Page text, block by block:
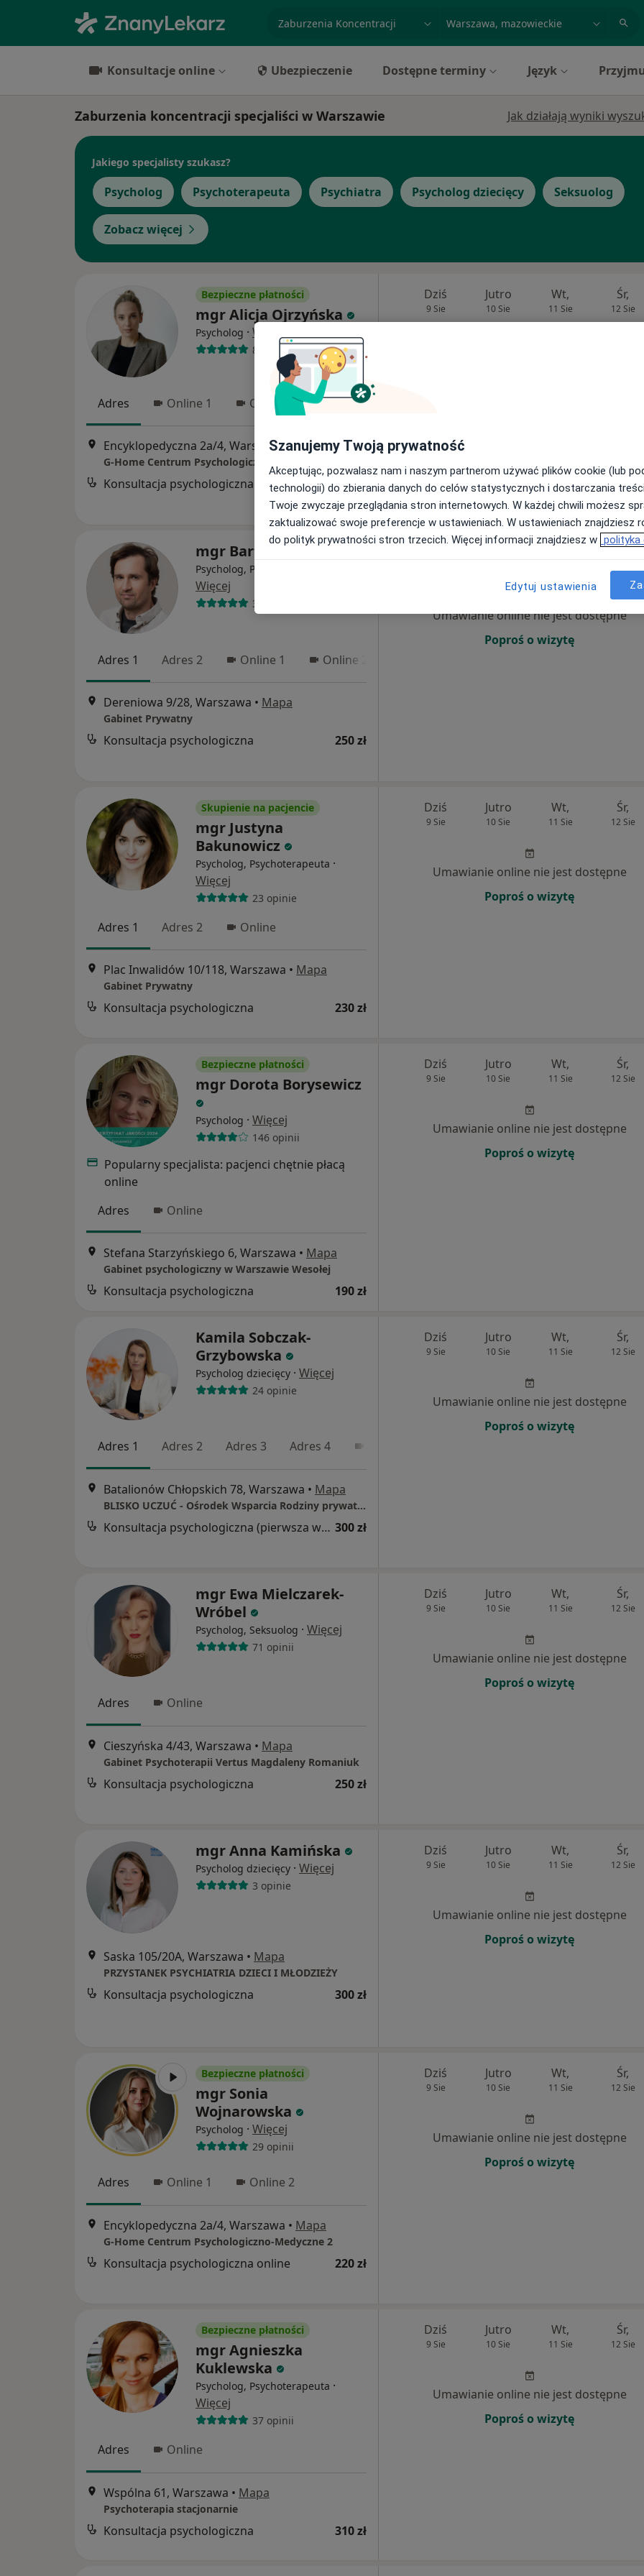
Konsultacje online Ubezpieczenie Dostępne terminy Język
Zaburzenia koncentracji specjaliści w Warszawie Jak działają wyniki
Jakiego specjalisty szukasz?
Psycholog Psychoterapeuta Psychiatra Psycholog dziecięcy Seksuolog
Zobacz więcej
Bezpieczne płatności
mgr Alicja Ojrzyńska
Psycholog · Więcej
8 opinii
Adres Online 1 Online 2
Encyklopedyczna 2a/4, Warszawa •Mapa
G-Home Centrum Psychologiczno-Medyczne 2
Konsultacja psychologiczna online 220 zł
Dziś
9 Sie
Jutro
10 Sie
Wt,
11 Sie
Śr,
12 Sie
mgr Bartosz Mitka
Psycholog, Psychoterapeuta
Więcej
30 opinii
Adres 1 Adres 2 Online 1 Online 2
Dereniowa 9/28, Warszawa • Mapa
Gabinet Prywatny
Konsultacja psychologiczna 250 zł
Wt, Śr,
Umawianie online nie jest dostępne
Poproś o wizytę
Skupienie na pacjencie
mgr Justyna
Bakunowicz
Psycholog, Psychoterapeuta ·
Więcej
23 opinie
Adres 1 Adres 2 Online
Plac Inwalidów 10/118, Warszawa • Mapa
Gabinet Prywatny
Konsultacja psychologiczna 230 zł
Dziś
9 Sie
Jutro
10 Sie
Wt,
11 Sie
Śr,
12 Sie
Umawianie online nie jest dostępne
Poproś o wizytę
Bezpieczne płatności
mgr Dorota Borysewicz
Psycholog · Więcej
146 opinii
Popularny specjalista: pacjenci chętnie płacą
online
Adres
Online
Stefana Starzyńskiego 6, Warszawa • Mapa
Gabinet psychologiczny w Warszawie Wesołej
Konsultacja psychologiczna 190 zł
Dziś
9 Sie
Jutro
10 Sie
Wt,
11 Sie
Śr,
12 Sie
Umawianie online nie jest dostępne
Poproś o wizytę
Kamila Sobczak-
Grzybowska
Psycholog dziecięcy · Więcej
24 opinie
Adres 1 Adres 2 Adres 3 Adres 4
Batalionów Chłopskich 78, Warszawa • Mapa
BLISKO UCZUĆ - Ośrodek Wsparcia Rodziny prywatny
Konsultacja psychologiczna (pierwsza wizyta) 300 zł
Dziś
9 Sie
Jutro
10 Sie
Wt,
11 Sie
Śr,
12 Sie
Umawianie online nie jest dostępne
Poproś o wizytę
mgr Ewa Mielczarek-
Wróbel
Psycholog, Seksuolog · Więcej
71 opinii
Adres Online
Cieszyńska 4/43, Warszawa • Mapa
Gabinet Psychoterapii Vertus Magdaleny Romaniuk
Konsultacja psychologiczna 250 zł
Dziś
9 Sie
Jutro
10 Sie
Wt,
11 Sie
Śr,
12 Sie
Umawianie online nie jest dostępne
Poproś o wizytę
mgr Anna Kamińska
Psycholog dziecięcy · Więcej
3 opinie
Saska 105/20A, Warszawa • Mapa
PRZYSTANEK PSYCHIATRIA DZIECI I MŁODZIEŻY
Konsultacja psychologiczna 300 zł
Dziś
9 Sie
Jutro
10 Sie
Wt,
11 Sie
Śr,
12 Sie
Umawianie online nie jest dostępne
Poproś o wizytę
Bezpieczne płatności
mgr Sonia
Wojnarowska
Psycholog · Więcej
29 opinii
Adres Online 1 Online 2
Encyklopedyczna 2a/4, Warszawa • Mapa
G-Home Centrum Psychologiczno-Medyczne 2
Konsultacja psychologiczna online 220 zł
Dziś
9 Sie
Jutro
10 Sie
Wt,
11 Sie
Śr,
12 Sie
Umawianie online nie jest dostępne
Poproś o wizytę
Bezpieczne płatności
mgr Agnieszka
Kuklewska
Psycholog, Psychoterapeuta ·
Więcej
37 opinii
Adres Online
Wspólna 61, Warszawa • Mapa
Psychoterapia stacjonarnie
Konsultacja psychologiczna 310 zł
Dziś
9 Sie
Jutro
10 Sie
Wt,
11 Sie
Śr,
12 Sie
Umawianie online nie jest dostępne
Poproś o wizytę
Szanujemy Twoją prywatność
Akceptując, pozwalasz nam i naszym partnerom używać plików cookie (lub
technologii) do zbierania danych do celów statystycznych i dostarczania
Twoje zwyczaje przeglądania stron internetowych. W każdej chwili możesz
zaktualizować swoje preferencje w ustawieniach. W ustawieniach znajdziesz
do polityk prywatności stron trzecich. Więcej informacji znajdziesz w polityka
Edytuj ustawienia